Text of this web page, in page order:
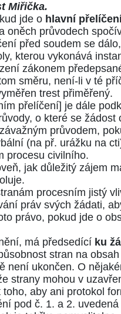
Miřička.
jde o hlavní
oněch průvodech
před soudem se
kterou vykonává
zákonem
směru, není-li v té
trest přiměřený.
přelíčení] je dále
o které se žádost
průvodem,
(na př. urážku na
procesu civilního.
jak důležitý zájem
procesním jistý
práv svých žádati,
právo, pokud jde o
má předsedící ku
stran na
není ukončen. O
strany mohou v
aby ani protokol
pod č. 1. a 2.